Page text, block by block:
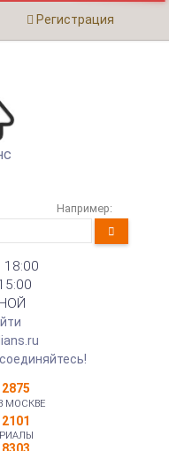
Регистрация
Например:
18:00
МОСКВЕ